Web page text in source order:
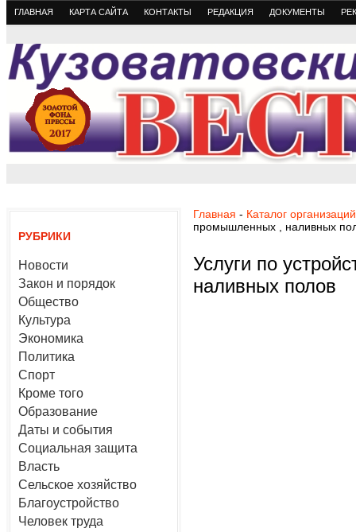
ГЛАВНАЯ КАРТА САЙТА КОНТАКТЫ РЕДАКЦИЯ ДОКУМЕНТЫ
РУБРИКИ
Новости
Закон и порядок
Общество
Культура
Экономика
Политика
Спорт
Кроме того
Образование
Даты и события
Социальная защита
Власть
Сельское хозяйство
Благоустройство
Человек труда
Главная - Каталог организаций
промышленных , наливных
Услуги по
наливных полов